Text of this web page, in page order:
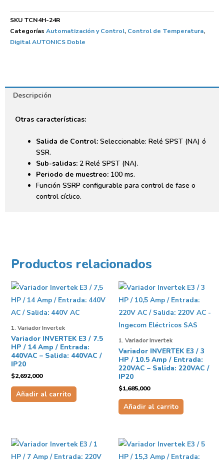
SKU TCN4H-24R
Categorías Automatización y Control, Control de Temperatura,
Digital AUTONICS Doble
Descripción
Otras características:
Salida de Control: Seleccionable: Relé SPST (NA) ó
SSR.
Sub-salidas: 2 Relé SPST (NA).
Periodo de muestreo: 100 ms.
Función SSRP configurable para control de fase o
control cíclico.
Productos relacionados
1. Variador Invertek
Variador INVERTEK E3 / 7.5
HP / 14 Amp / Entrada:
440VAC – Salida: 440VAC /
IP20
$2,692,000
Añadir al carrito
1. Variador Invertek
Variador INVERTEK E3 / 3
HP / 10.5 Amp / Entrada:
220VAC – Salida: 220VAC /
IP20
$1,685,000
Añadir al carrito